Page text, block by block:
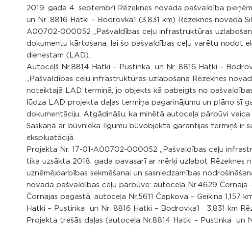
2019. gada 4. septembrī Rēzeknes novada pašvaldība
un Nr. 8816 Hatki – Bodrovka1 (3,831 km) Rēzeknes novada
A00702-000052 „Pašvaldības ceļu infrastruktūras
dokumentu kārtošana, lai šo pašvaldības ceļu varētu nodot
dienestam (LAD).
Autoceļš Nr.8814 Hatki – Pustinka un Nr. 8816 Hatki –
„Pašvaldības ceļu infrastruktūras uzlabošana Rēzeknes
noteiktajā LAD termiņā, jo objekts kā pabeigts no
lūdza LAD projekta daļas termiņa pagarinājumu un plāno šī
dokumentāciju. Atgādināšu, ka minētā autoceļa pārbūvi veica
Saskaņā ar būvnieka līgumu būvobjekta garantijas termiņš ir
ekspluatācijā.
Projekta Nr. 17-01-A00702-000052 „Pašvaldības ceļu
tika uzsākta 2018. gada pavasarī ar mērķi uzlabot Rēzeknes
uzņēmējdarbības sekmēšanai un sasniedzamības
novada pašvaldības ceļu pārbūve: autoceļa Nr.4629 Čornaja
Čornajas pagastā, autoceļa Nr.5611 Čapkova – Geikina 1,157
Hatki – Pustinka un Nr. 8816 Hatki – Bodrovka1 3,831 km
Projekta trešās daļas (autoceļa Nr.8814 Hatki – Pustinka un